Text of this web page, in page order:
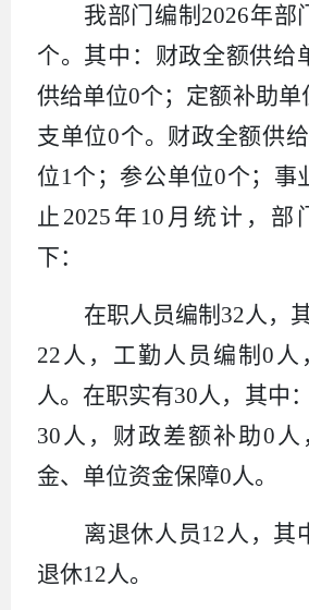
我部门编制 2026年部
个。其中：财政全额供给
供给单位0个；定额补助单
支单位0个。财政全额供
位1 个；参公单位0个；事
止 2025 年 10 月统计，部
下：
在职人员编制 32 人，
22 人，工勤人员编制0 人
人。在职实有30 人，其中
30 人，财政差额补助0
金、单位资金保障0 人。
离退休人员 12 人，其
退休12 人。